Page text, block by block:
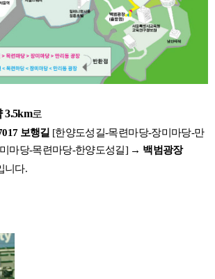
3.5km로
보행길 [한양도성길-목련마당-장미마당-만
마당-목련마당-한양도성길] → 백범광장
니다.